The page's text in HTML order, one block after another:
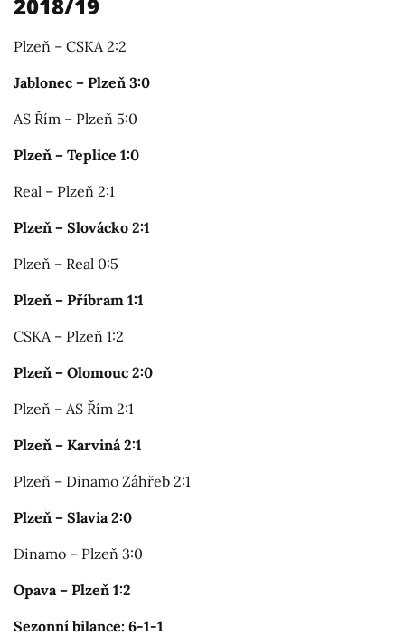
Plzeň – CSKA 2:2
Jablonec – Plzeň 3:0
AS Řím – Plzeň 5:0
Plzeň – Teplice 1:0
Real – Plzeň 2:1
Plzeň – Slovácko 2:1
Plzeň – Real 0:5
Plzeň – Příbram 1:1
CSKA – Plzeň 1:2
Plzeň – Olomouc 2:0
Plzeň – AS Řím 2:1
Plzeň – Karviná 2:1
Plzeň – Dinamo Záhřeb 2:1
Plzeň – Slavia 2:0
Dinamo – Plzeň 3:0
Opava – Plzeň 1:2
Sezonní bilance: 6-1-1